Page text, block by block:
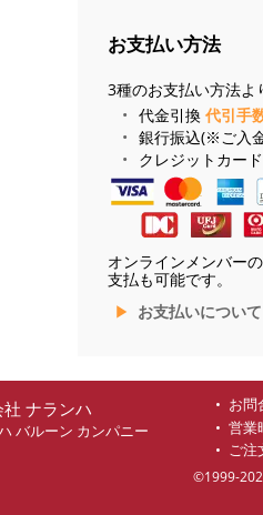
お支払い方法
3種のお支払い方法よ
代金引換 代引手
銀行振込(※ご入
クレジットカード
オンラインメンバー
支払も可能です。
お支払いについて
ナランハ
バルーン カンパニー
お問
営業
ご注
©1999-